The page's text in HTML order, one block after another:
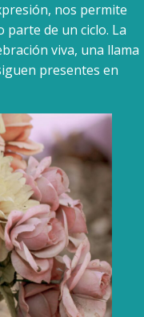
nos permite
de un ciclo. La
viva, una llama
presentes en